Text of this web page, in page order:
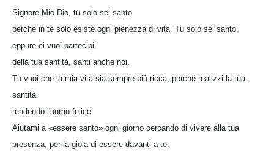
Signore Mio Dio, tu solo sei santo
perché in te solo esiste ogni pienezza di vita. Tu solo sei santo,
eppure ci vuoi partecipi
della tua santità, santi anche noi.
Tu vuoi che la mia vita sia sempre più ricca, perché realizzi la tua
santità
rendendo l'uomo felice.
Aiutami a «essere santo» ogni giorno cercando di vivere alla tua
presenza, per la gioia di essere davanti a te.